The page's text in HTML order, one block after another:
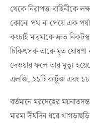
থেকে নিরাপত্তা বাহিনীকে
কোনো পথ না পেয়ে এক
কংচাই মারমাকে দ্রুত
চিকিৎসক তাকে মৃত ঘোষণা
দেওয়ার ফলে তার মৃত্যু
এলজি, ২১টি কার্টুজ এবং
বর্তমানে মরদেহের
মারমা দীর্ঘদিন ধরে